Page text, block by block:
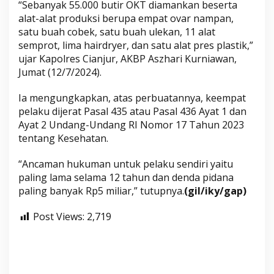
“Sebanyak 55.000 butir OKT diamankan beserta
alat-alat produksi berupa empat ovar nampan,
satu buah cobek, satu buah ulekan, 11 alat
semprot, lima hairdryer, dan satu alat pres plastik,”
ujar Kapolres Cianjur, AKBP Aszhari Kurniawan,
Jumat (12/7/2024).
Ia mengungkapkan, atas perbuatannya, keempat
pelaku dijerat Pasal 435 atau Pasal 436 Ayat 1 dan
Ayat 2 Undang-Undang RI Nomor 17 Tahun 2023
tentang Kesehatan.
“Ancaman hukuman untuk pelaku sendiri yaitu
paling lama selama 12 tahun dan denda pidana
paling banyak Rp5 miliar,” tutupnya.(gil/iky/gap)
Post Views: 2,719